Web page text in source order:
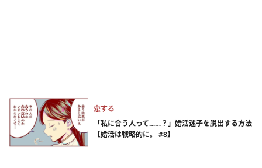
恋する
「私に合う人って……？」婚活迷子を脱出する方法
【婚活は戦略的に。 #8】